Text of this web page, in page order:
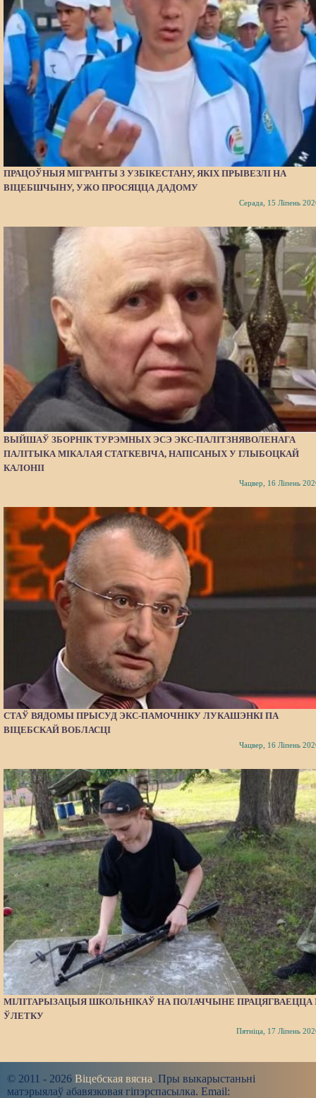
ПРАЦОЎНЫЯ МІГРАНТЫ З УЗБІКЕСТАНУ, ЯКІХ ПРЫВЕЗЛІ НА
ВІЦЕБШЧЫНУ, УЖО ПРОСЯЦЦА ДАДОМУ
Серада, 15 Ліпень
ВЫЙШАЎ ЗБОРНІК ТУРЭМНЫХ ЭСЭ ЭКС-ПАЛІТЗНЯВОЛЕНАГА
ПАЛІТЫКА МІКАЛАЯ СТАТКЕВІЧА, НАПІСАНЫХ У ГЛЫБОЦКАЙ
КАЛОНІІ
Чацвер, 16 Ліпень
СТАЎ ВЯДОМЫ ПРЫСУД ЭКС-ПАМОЧНІКУ ЛУКАШЭНКІ ПА
ВІЦЕБСКАЙ ВОБЛАСЦІ
Чацвер, 16 Ліпень
МІЛІТАРЫЗАЦЫЯ ШКОЛЬНІКАЎ НА ПОЛАЧЧЫНЕ ПРАЦЯГВАЕЦЦА
ЎЛЕТКУ
Пятніца, 17 Ліпень
© 2011 - 2026 Віцебская вясна. Пры выкарыстаньні
матэрыялаў абавязковая гіпэрспасылка. Email: